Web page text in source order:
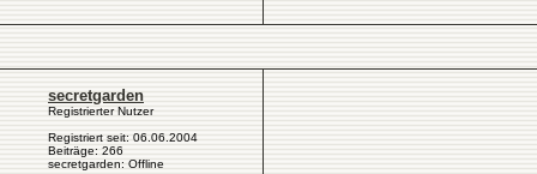
secretgarden
Registrierter Nutzer
Registriert seit: 06.06.2004
Beiträge: 266
secretgarden: Offline